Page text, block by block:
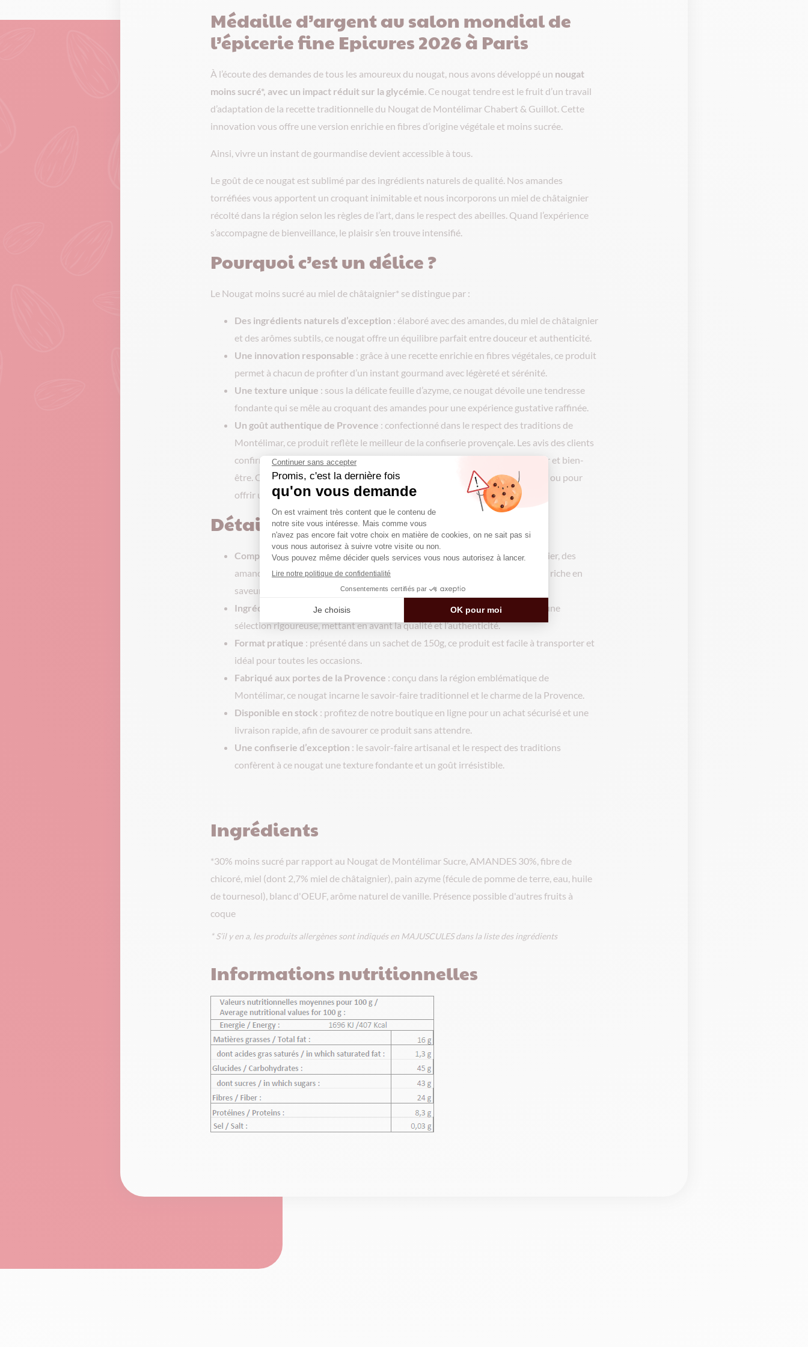
Médaille d’argent au salon mondial de
l’épicerie fine Epicures 2026 à Paris
À l’écoute des demandes de tous les amoureux du nougat, nous avons développé un nougat
moins sucré*, avec un impact réduit sur la glycémie. Ce nougat tendre est le fruit d’un travail
d’adaptation de la recette traditionnelle du Nougat de Montélimar Chabert & Guillot. Cette
innovation vous offre une version enrichie en fibres d’origine végétale et moins sucrée.
Ainsi, vivre un instant de gourmandise devient accessible à tous.
Le goût de ce nougat est sublimé par des ingrédients naturels de qualité. Nos amandes
torréfiées vous apportent un croquant inimitable et nous incorporons un miel de châtaignier
récolté dans la région selon les règles de l’art, dans le respect des abeilles. Quand l’expérience
s’accompagne de bienveillance, le plaisir s’en trouve intensifié.
Pourquoi c’est un délice ?
Le Nougat moins sucré au miel de châtaignier* se distingue par :
Des ingrédients naturels d’exception : élaboré avec des amandes, du miel de châtaignier
et des arômes subtils, ce nougat offre un équilibre parfait entre douceur et authenticité.
Une innovation responsable : grâce à une recette enrichie en fibres végétales, ce produit
permet à chacun de profiter d’un instant gourmand avec légèreté et sérénité.
Une texture unique : sous la délicate feuille d’azyme, ce nougat dévoile une tendresse
fondante qui se mêle au croquant des amandes pour une expérience gustative raffinée.
Un goût authentique de Provence : confectionné dans le respect des traditions de
Montélimar, ce produit reflète le meilleur de la confiserie provençale. Les avis des clients
confirment son succès, louant son équilibre subtil et sa capacité à allier plaisir et bien-
être. Ce sachet de 150g est idéal pour accompagner vos moments de détente ou pour
offrir un cadeau original et gourmand.
Détail, sélection et achats
Composition: 150g de nougat tendre, confectionné avec du miel de châtaignier, des
amandes torréfiées, des blancs d’œuf et du sirop de glucose, pour une recette riche en
saveurs.
Ingrédients soigneusement sélectionnés
: tous les ingrédients sont issus d’une
sélection rigoureuse, mettant en avant la qualité et l’authenticité.
Format pratique : présenté dans un sachet de 150g, ce produit est facile à transporter et
idéal pour toutes les occasions.
Fabriqué aux portes de la Provence : conçu dans la région emblématique de
Montélimar, ce nougat incarne le savoir-faire traditionnel et le charme de la Provence.
Disponible en stock : profitez de notre boutique en ligne pour un achat sécurisé et une
livraison rapide, afin de savourer ce produit sans attendre.
Une confiserie d’exception : le savoir-faire artisanal et le respect des traditions
confèrent à ce nougat une texture fondante et un goût irrésistible.
Ingrédients
*30% moins sucré par rapport au Nougat de Montélimar Sucre, AMANDES 30%, fibre de
chicoré, miel (dont 2,7% miel de châtaignier), pain azyme (fécule de pomme de terre, eau, huile
de tournesol), blanc d'OEUF, arôme naturel de vanille. Présence possible d'autres fruits à
coque
* S’il y en a, les produits allergènes sont indiqués en MAJUSCULES dans la liste des ingrédients
Informations nutritionnelles